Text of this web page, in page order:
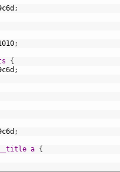
;
;
{
;
;
a {